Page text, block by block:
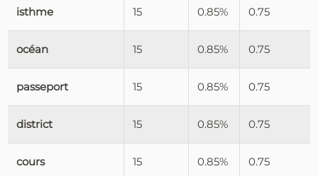
isthme 15 0.85% 0.75
océan 15 0.85% 0.75
passeport 15 0.85% 0.75
district 15 0.85% 0.75
cours 15 0.85% 0.75